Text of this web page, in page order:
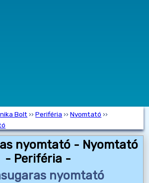
Bolt ››Periféria ››Nyomtató ››
nyomtató - Nyomtató
- Periféria -
nyomtató